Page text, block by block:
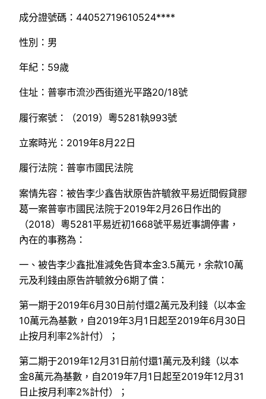
成分證號碼：44052719610524****
性別：男
年紀：59歲
住址：普寧市流沙西街道光平路20/18號
履行案號：（2019）粵5281執993號
立案時光：2019年8月22日
履行法院：普寧市國民法院
案情先容：被告李少鑫告狀原告許毓敘平易近間假貸膠
葛一案普寧市國民法院于2019年2月26日作出的
（2018）粵5281平易近初1668號平易近事調停書，
內在的事務為：
一、被告李少鑫批准減免告貸本金3.5萬元，余款10萬
元及利錢由原告許毓敘分6期了償：
第一期于2019年6月30日前付還2萬元及利錢（以本金
10萬元為基數，自2019年3月1日起至2019年6月30日
止按月利率2%計付）；
第二期于2019年12月31日前付還1萬元及利錢（以本
金8萬元為基數，自2019年7月1日起至2019年12月31
日止按月利率2%計付）；